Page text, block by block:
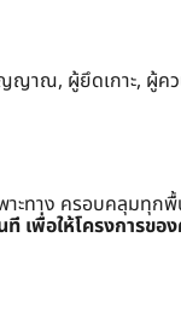
ญาณ, ผู้ยึดเกาะ, ผู้ค
าง ครอบคลุมทุกพื้
เพื่อให้โครงการข